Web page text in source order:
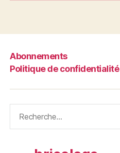
Abonnements
Politique de confidentialité